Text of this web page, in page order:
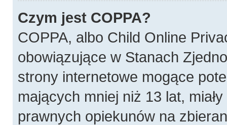
Czym jest COPPA?
COPPA, albo Child Online
obowiązujące w Stanach
strony internetowe mogące
mających mniej niż 13 lat,
prawnych opiekunów na